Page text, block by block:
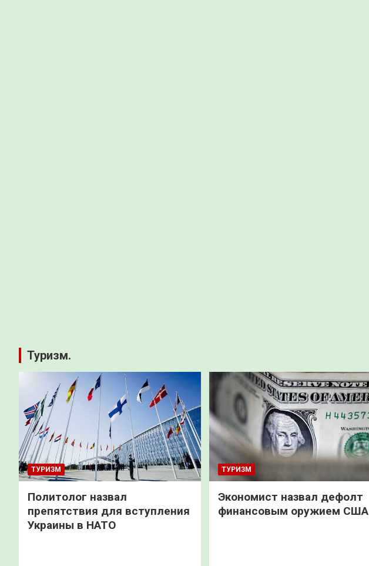
Туризм.
ТУРИЗМ
Политолог назвал
препятствия для вступления
Украины в НАТО
ТУРИЗМ
Экономист назвал дефолт
финансовым оружием США